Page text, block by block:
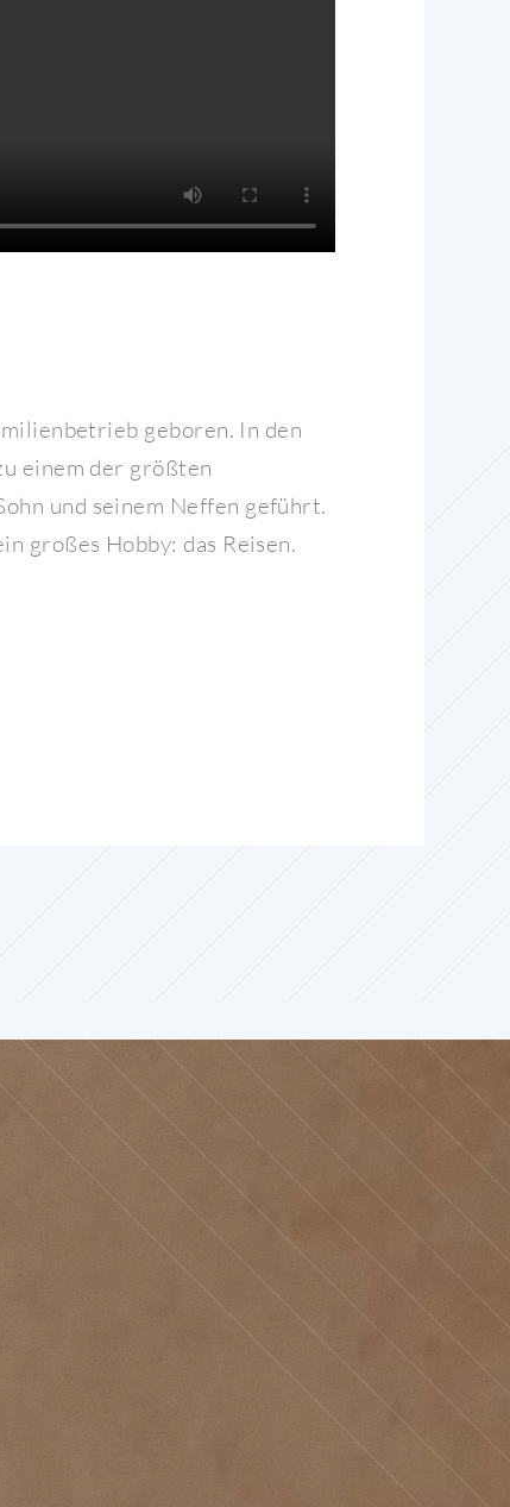
geboren. In den
einem der größten
und seinem Neffen geführt.
großes Hobby: das Reisen.